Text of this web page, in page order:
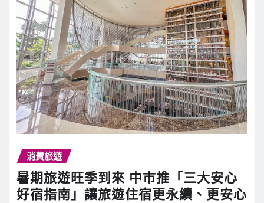
消費旅遊
暑期旅遊旺季到來 中市推「三大安心
好宿指南」讓旅遊住宿更永續、更安心